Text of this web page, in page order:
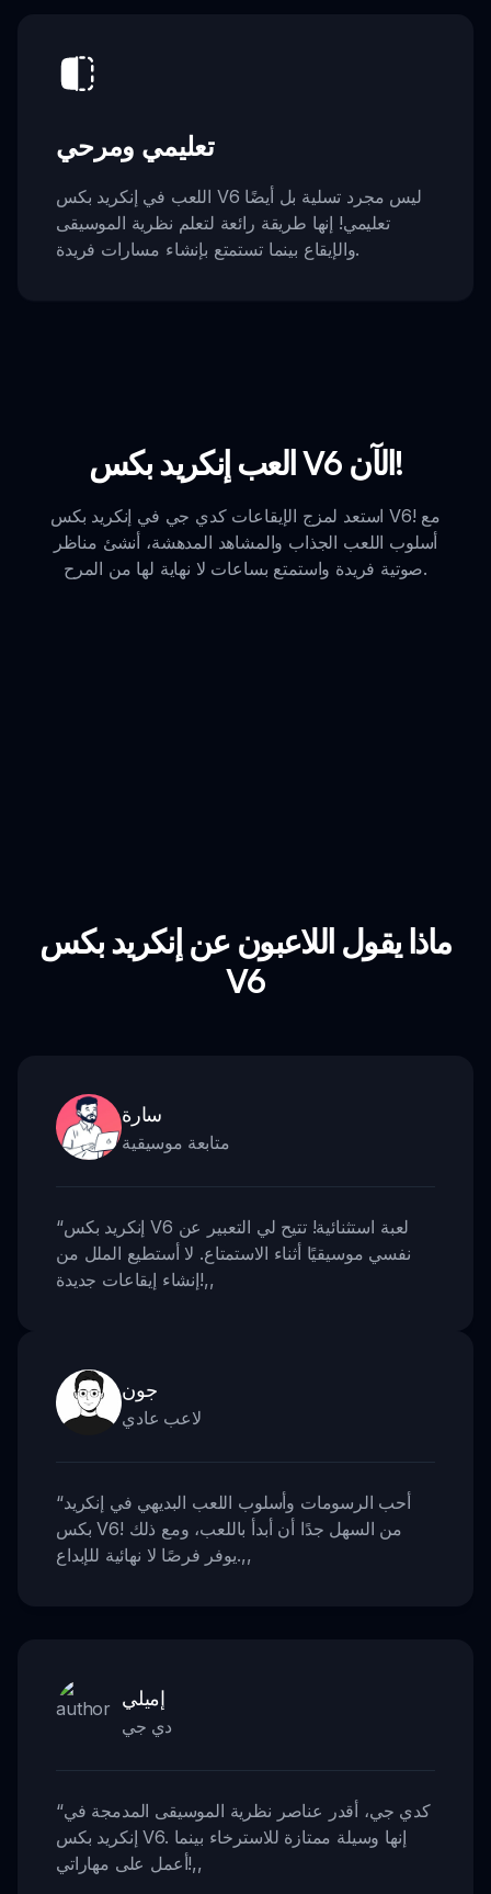
تعليمي ومرحي
اللعب في إنكريد بكس V6 ليس مجرد تسلية بل أيضًا
تعليمي! إنها طريقة رائعة لتعلم نظرية الموسيقى
والإيقاع بينما تستمتع بإنشاء مسارات فريدة.
العب إنكريد بكس V6 الآن!
استعد لمزج الإيقاعات كدي جي في إنكريد بكس V6! مع
أسلوب اللعب الجذاب والمشاهد المدهشة، أنشئ مناظر
صوتية فريدة واستمتع بساعات لا نهاية لها من المرح.
ماذا يقول اللاعبون عن إنكريد بكس
V6
سارة
متابعة موسيقية
“إنكريد بكس V6 لعبة استثنائية! تتيح لي التعبير عن
نفسي موسيقيًا أثناء الاستمتاع. لا أستطيع الملل من
إنشاء إيقاعات جديدة!,,
جون
لاعب عادي
“أحب الرسومات وأسلوب اللعب البديهي في إنكريد
بكس V6! من السهل جدًا أن أبدأ باللعب، ومع ذلك
يوفر فرصًا لا نهائية للإبداع.,,
إميلي
دي جي
“كدي جي، أقدر عناصر نظرية الموسيقى المدمجة في
إنكريد بكس V6. إنها وسيلة ممتازة للاسترخاء بينما
أعمل على مهاراتي!,,